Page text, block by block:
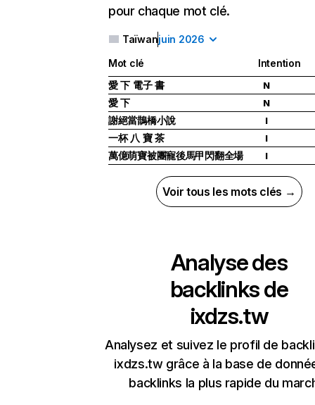
pour chaque mot clé.
Taïwanjuin 2026
Mot clé
Intention
愛 下 電子 書
N
愛 下 N
謝絕當鵲橋小說 I
一杯 八 寶 茶 I
萬億萌寶被團寵後馬甲閃翻全場 I
Voir tous les mots clés →
Analyse des
backlinks de
ixdzs.tw
Analysez et suivez le profil de
ixdzs.tw grâce à la base de
backlinks la plus rapide du